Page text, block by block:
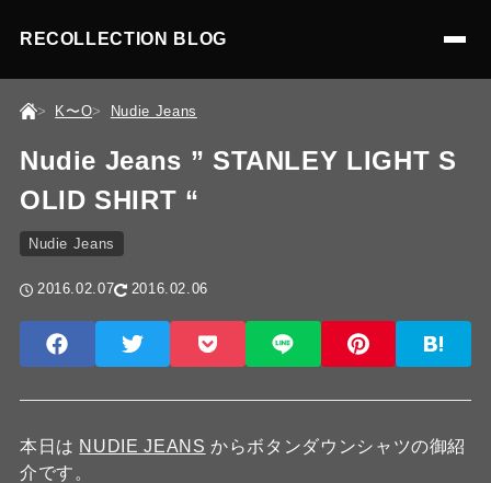
RECOLLECTION BLOG
K〜O Nudie Jeans
Nudie Jeans ” STANLEY LIGHT S
OLID SHIRT “
Nudie Jeans
2016.02.07 2016.02.06
本日は NUDIE JEANS からボタンダウンシャツの御紹
介です。